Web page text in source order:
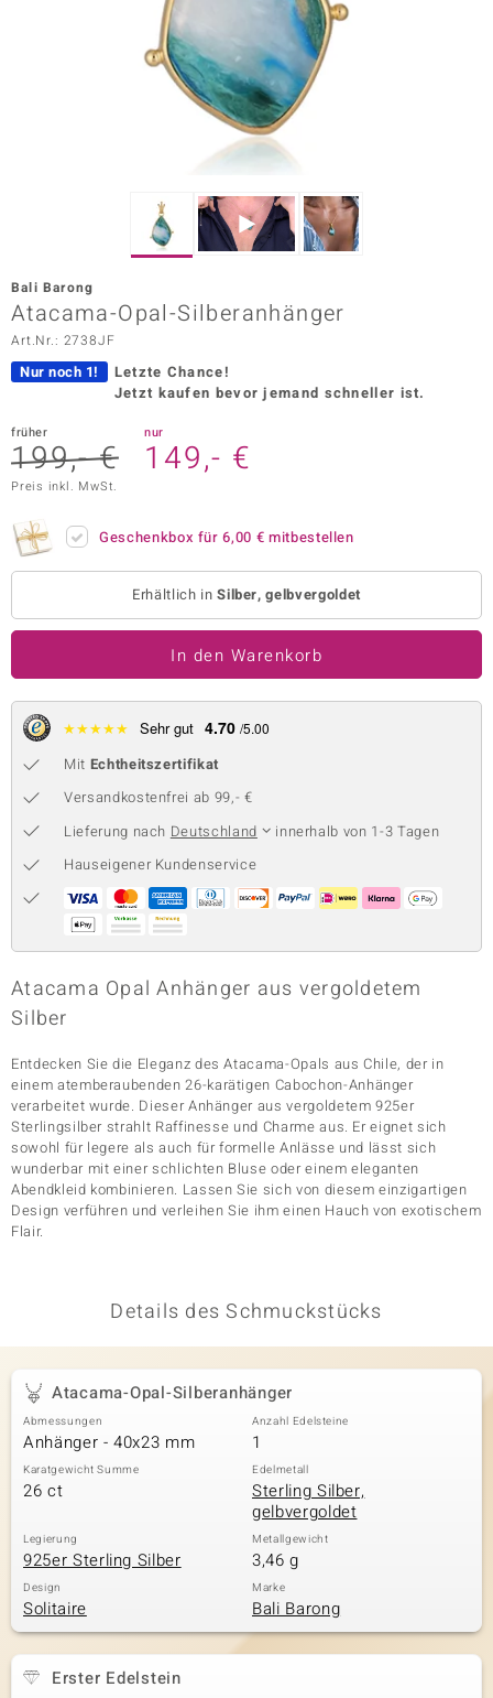
Vogue
BY DE MELO
Collection
Classics
Bali Barong
Atacama-Opal-Silberanhänger
Art.Nr.: 2738JF
Nur noch 1!
Letzte Chance!
Jetzt kaufen bevor jemand schneller ist.
früher
199,- €
nur
149,- €
Preis inkl. MwSt.
Geschenkbox für6,00 € mitbestellen
Erhältlich inSilber, gelbvergoldet
In den Warenkorb
★★★★★ Sehr gut 4.70 /5.00
Mit Echtheitszertifikat
Versandkostenfrei ab 99,- €
Lieferung nach Deutschland
innerhalb von 1-3 Tagen
Hauseigener Kundenservice
Atacama Opal Anhänger aus vergoldetem
Silber
Entdecken Sie die Eleganz des Atacama-Opals aus Chile, der in
einem atemberaubenden 26-karätigen Cabochon-Anhänger
verarbeitet wurde. Dieser Anhänger aus vergoldetem 925er
Sterlingsilber strahlt Raffinesse und Charme aus. Er eignet sich
sowohl für legere als auch für formelle Anlässe und lässt sich
wunderbar mit einer schlichten Bluse oder einem eleganten
Abendkleid kombinieren. Lassen Sie sich von diesem einzigartigen
Design verführen und verleihen Sie ihm einen Hauch von exotischem
Flair.
Details des Schmuckstücks
Atacama-Opal-Silberanhänger
Abmessungen
Anhänger - 40x23 mm
Anzahl Edelsteine
1
Karatgewicht Summe
26 ct
Edelmetall
Sterling Silber,
gelbvergoldet
Legierung
925er Sterling Silber
Metallgewicht
3,46 g
Design
Solitaire
Marke
Bali Barong
Erster Edelstein